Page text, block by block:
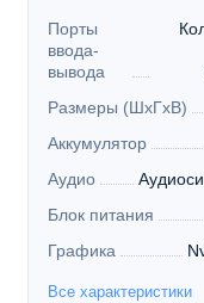
Порты
ввода-
вывода
Размеры (ШхГхВ)
Аккумулятор
Аудио
Блок питания
Графика
Все характеристики